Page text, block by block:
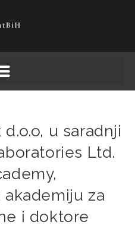
u saradnji
Ltd.
za
i doktore